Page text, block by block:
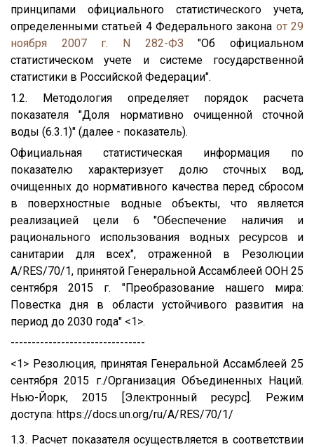
принципами официального статистического учета,
определенными статьей 4 Федерального закона от 29
ноября 2007 г. N 282-ФЗ "Об официальном
статистическом учете и системе государственной
статистики в Российской Федерации".
1.2. Методология определяет порядок расчета
показателя "Доля нормативно очищенной сточной
воды (6.3.1)" (далее - показатель).
Официальная статистическая информация по
показателю характеризует долю сточных вод,
очищенных до нормативного качества перед сбросом
в поверхностные водные объекты, что является
реализацией цели 6 "Обеспечение наличия и
рационального использования водных ресурсов и
санитарии для всех", отраженной в Резолюции
A/RES/70/1, принятой Генеральной Ассамблеей ООН 25
сентября 2015 г. "Преобразование нашего мира:
Повестка дня в области устойчивого развития на
период до 2030 года" <1>.
--------------------------------
<1> Резолюция, принятая Генеральной Ассамблеей 25
сентября 2015 г./Организация Объединенных Наций.
Нью-Йорк, 2015 [Электронный ресурс]. Режим
доступа: https://docs.un.org/ru/A/RES/70/1/
1.3. Расчет показателя осуществляется в соответствии